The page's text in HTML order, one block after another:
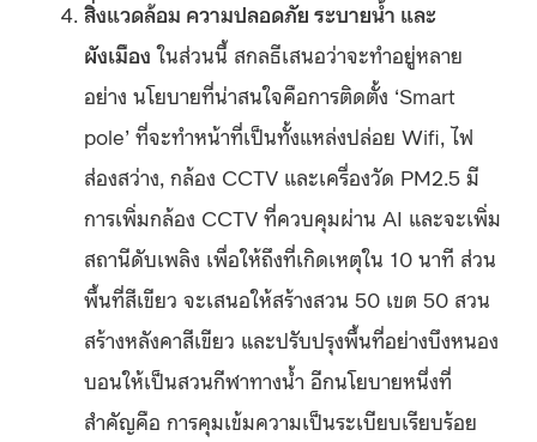
สิ่งแวดล้อม ความปลอดภัย ระบายน้ำ และ
ผังเมือง ในส่วนนี้ สกลธีเสนอว่าจะทำอยู่หลาย
อย่าง นโยบายที่น่าสนใจคือการติดตั้ง ‘Smart
pole’ ที่จะทำหน้าที่เป็นทั้งแหล่งปล่อย Wifi, ไฟ
ส่องสว่าง, กล้อง CCTV และเครื่องวัด PM2.5 มี
การเพิ่มกล้อง CCTV ที่ควบคุมผ่าน AI และจะเพิ่ม
สถานีดับเพลิง เพื่อให้ถึงที่เกิดเหตุใน 10 นาที ส่วน
พื้นที่สีเขียว จะเสนอให้สร้างสวน 50 เขต 50 สวน
สร้างหลังคาสีเขียว และปรับปรุงพื้นที่อย่างบึงหนอง
บอนให้เป็นสวนกีฬาทางน้ำ อีกนโยบายหนึ่งที่
สำคัญคือ การคุมเข้มความเป็นระเบียบเรียบร้อย